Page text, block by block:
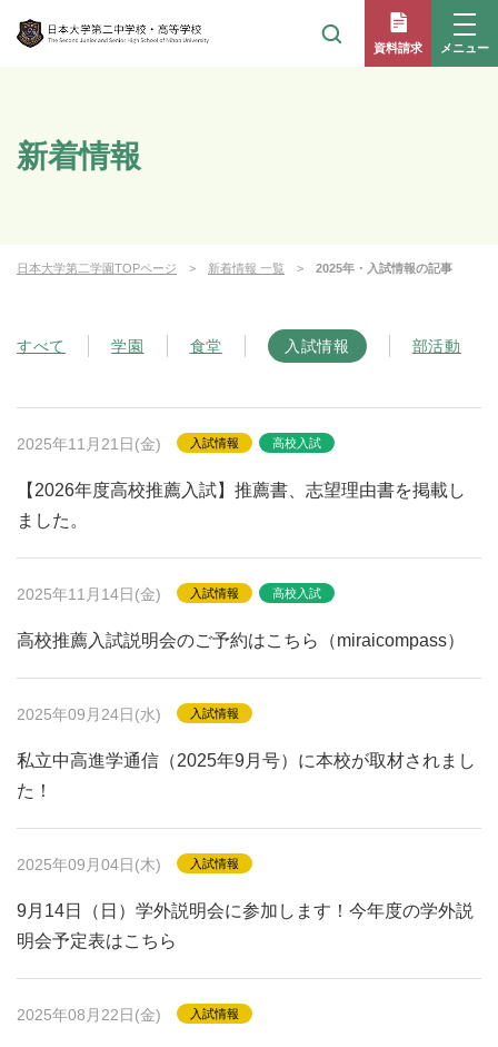
資料請求 メニュー
新着情報
日本大学第二学園TOPページ 新着情報 一覧 2025年・入試情報の記事
すべて 学園 食堂 入試情報 部活動
2025年11月21日(金) 入試情報 高校入試
【2026年度高校推薦入試】推薦書、志望理由書を掲載し
ました。
2025年11月14日(金) 入試情報 高校入試
高校推薦入試説明会のご予約はこちら（miraicompass）
2025年09月24日(水) 入試情報
私立中高進学通信（2025年9月号）に本校が取材されまし
た！
2025年09月04日(木) 入試情報
9月14日（日）学外説明会に参加します！今年度の学外説
明会予定表はこちら
2025年08月22日(金) 入試情報